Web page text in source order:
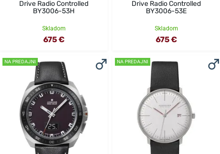
Drive Radio Controlled
BY3006-53H
Skladom
675 €
Drive Radio Controlled
BY3006-53E
Skladom
675 €
NA PREDAJNI NA PREDAJNI